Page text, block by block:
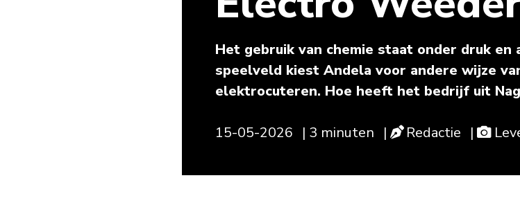
Het gebruik van chemie staat onder druk en
speelveld kiest Andela voor andere wijze
elektrocuteren. Hoe heeft het bedrijf uit
15-05-2026 | 3 minuten | Redactie |